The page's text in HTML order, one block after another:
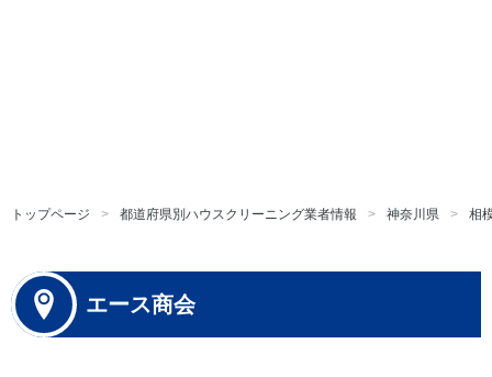
トップページ 都道府県別ハウスクリーニング業者情報 神奈川県 相
エース商会